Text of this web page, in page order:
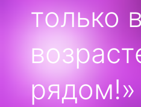
только
рядом!»